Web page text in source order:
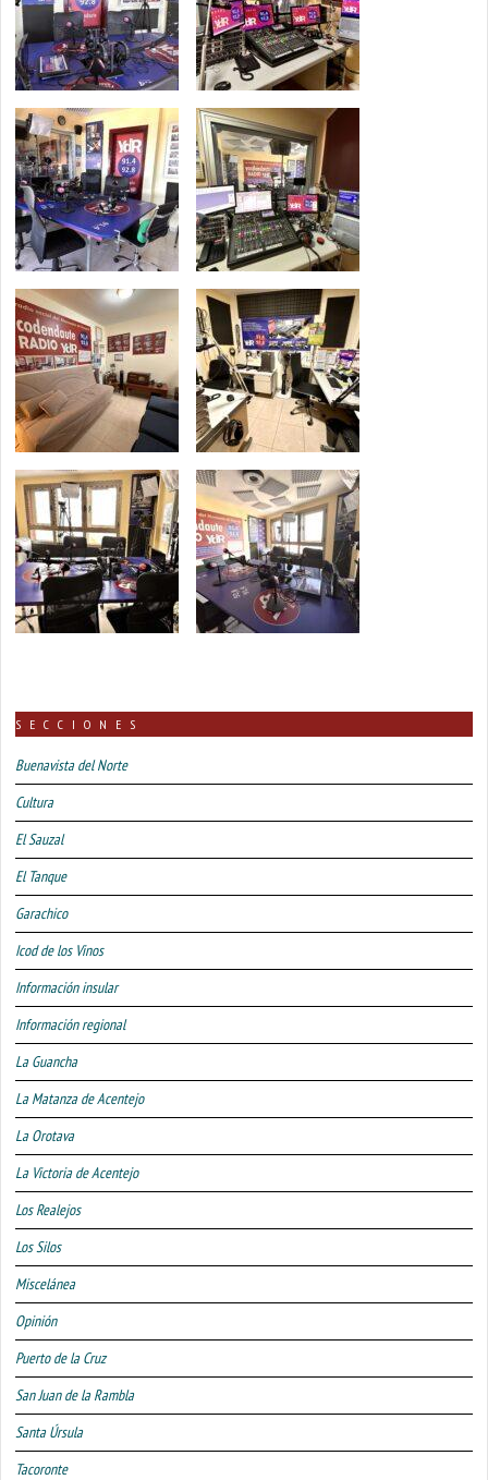
SECCIONES
Buenavista del Norte
Cultura
El Sauzal
El Tanque
Garachico
Icod de los Vinos
Información insular
Información regional
La Guancha
La Matanza de Acentejo
La Orotava
La Victoria de Acentejo
Los Realejos
Los Silos
Miscelánea
Opinión
Puerto de la Cruz
San Juan de la Rambla
Santa Úrsula
Tacoronte